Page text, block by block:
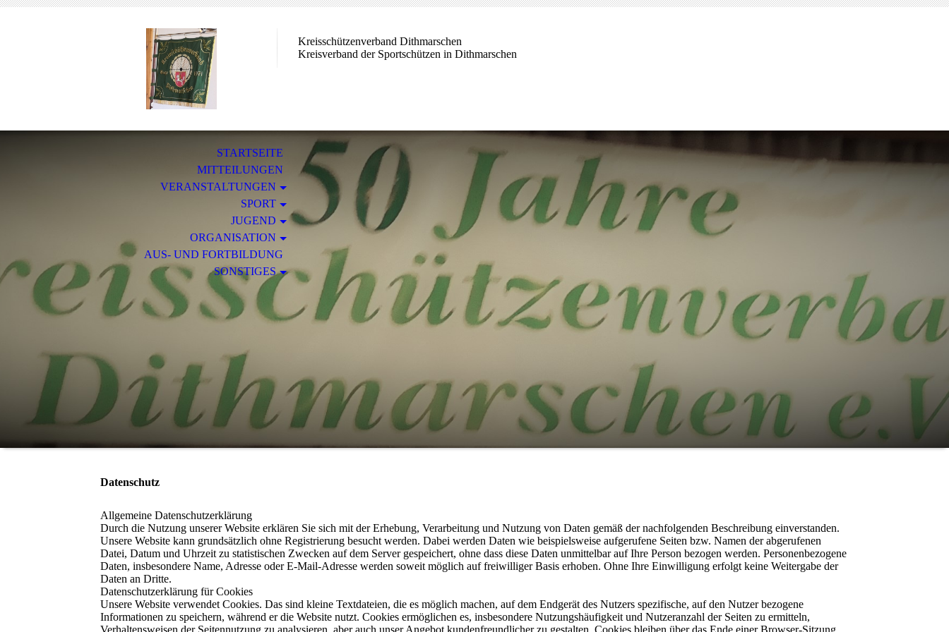
Kreisschützenverband Dithmarschen
Kreisverband der Sportschützen in Dithmarschen
STARTSEITE
MITTEILUNGEN
VERANSTALTUNGEN
SPORT
JUGEND
ORGANISATION
AUS- UND FORTBILDUNG
SONSTIGES
Datenschutz
Allgemeine Datenschutzerklärung
Durch die Nutzung unserer Website erklären Sie sich mit der Erhebung, Verarbeitung und Nutzung von Daten gemäß der nachfolgenden Beschreibung einverstanden.
Unsere Website kann grundsätzlich ohne Registrierung besucht werden. Dabei werden Daten wie beispielsweise aufgerufene Seiten bzw. Namen der abgerufenen
Datei, Datum und Uhrzeit zu statistischen Zwecken auf dem Server gespeichert, ohne dass diese Daten unmittelbar auf Ihre Person bezogen werden. Personenbezogene
Daten, insbesondere Name, Adresse oder E-Mail-Adresse werden soweit möglich auf freiwilliger Basis erhoben. Ohne Ihre Einwilligung erfolgt keine Weitergabe der
Daten an Dritte.
Datenschutzerklärung für Cookies
Unsere Website verwendet Cookies. Das sind kleine Textdateien, die es möglich machen, auf dem Endgerät des Nutzers spezifische, auf den Nutzer bezogene
Informationen zu speichern, während er die Website nutzt. Cookies ermöglichen es, insbesondere Nutzungshäufigkeit und Nutzeranzahl der Seiten zu ermitteln,